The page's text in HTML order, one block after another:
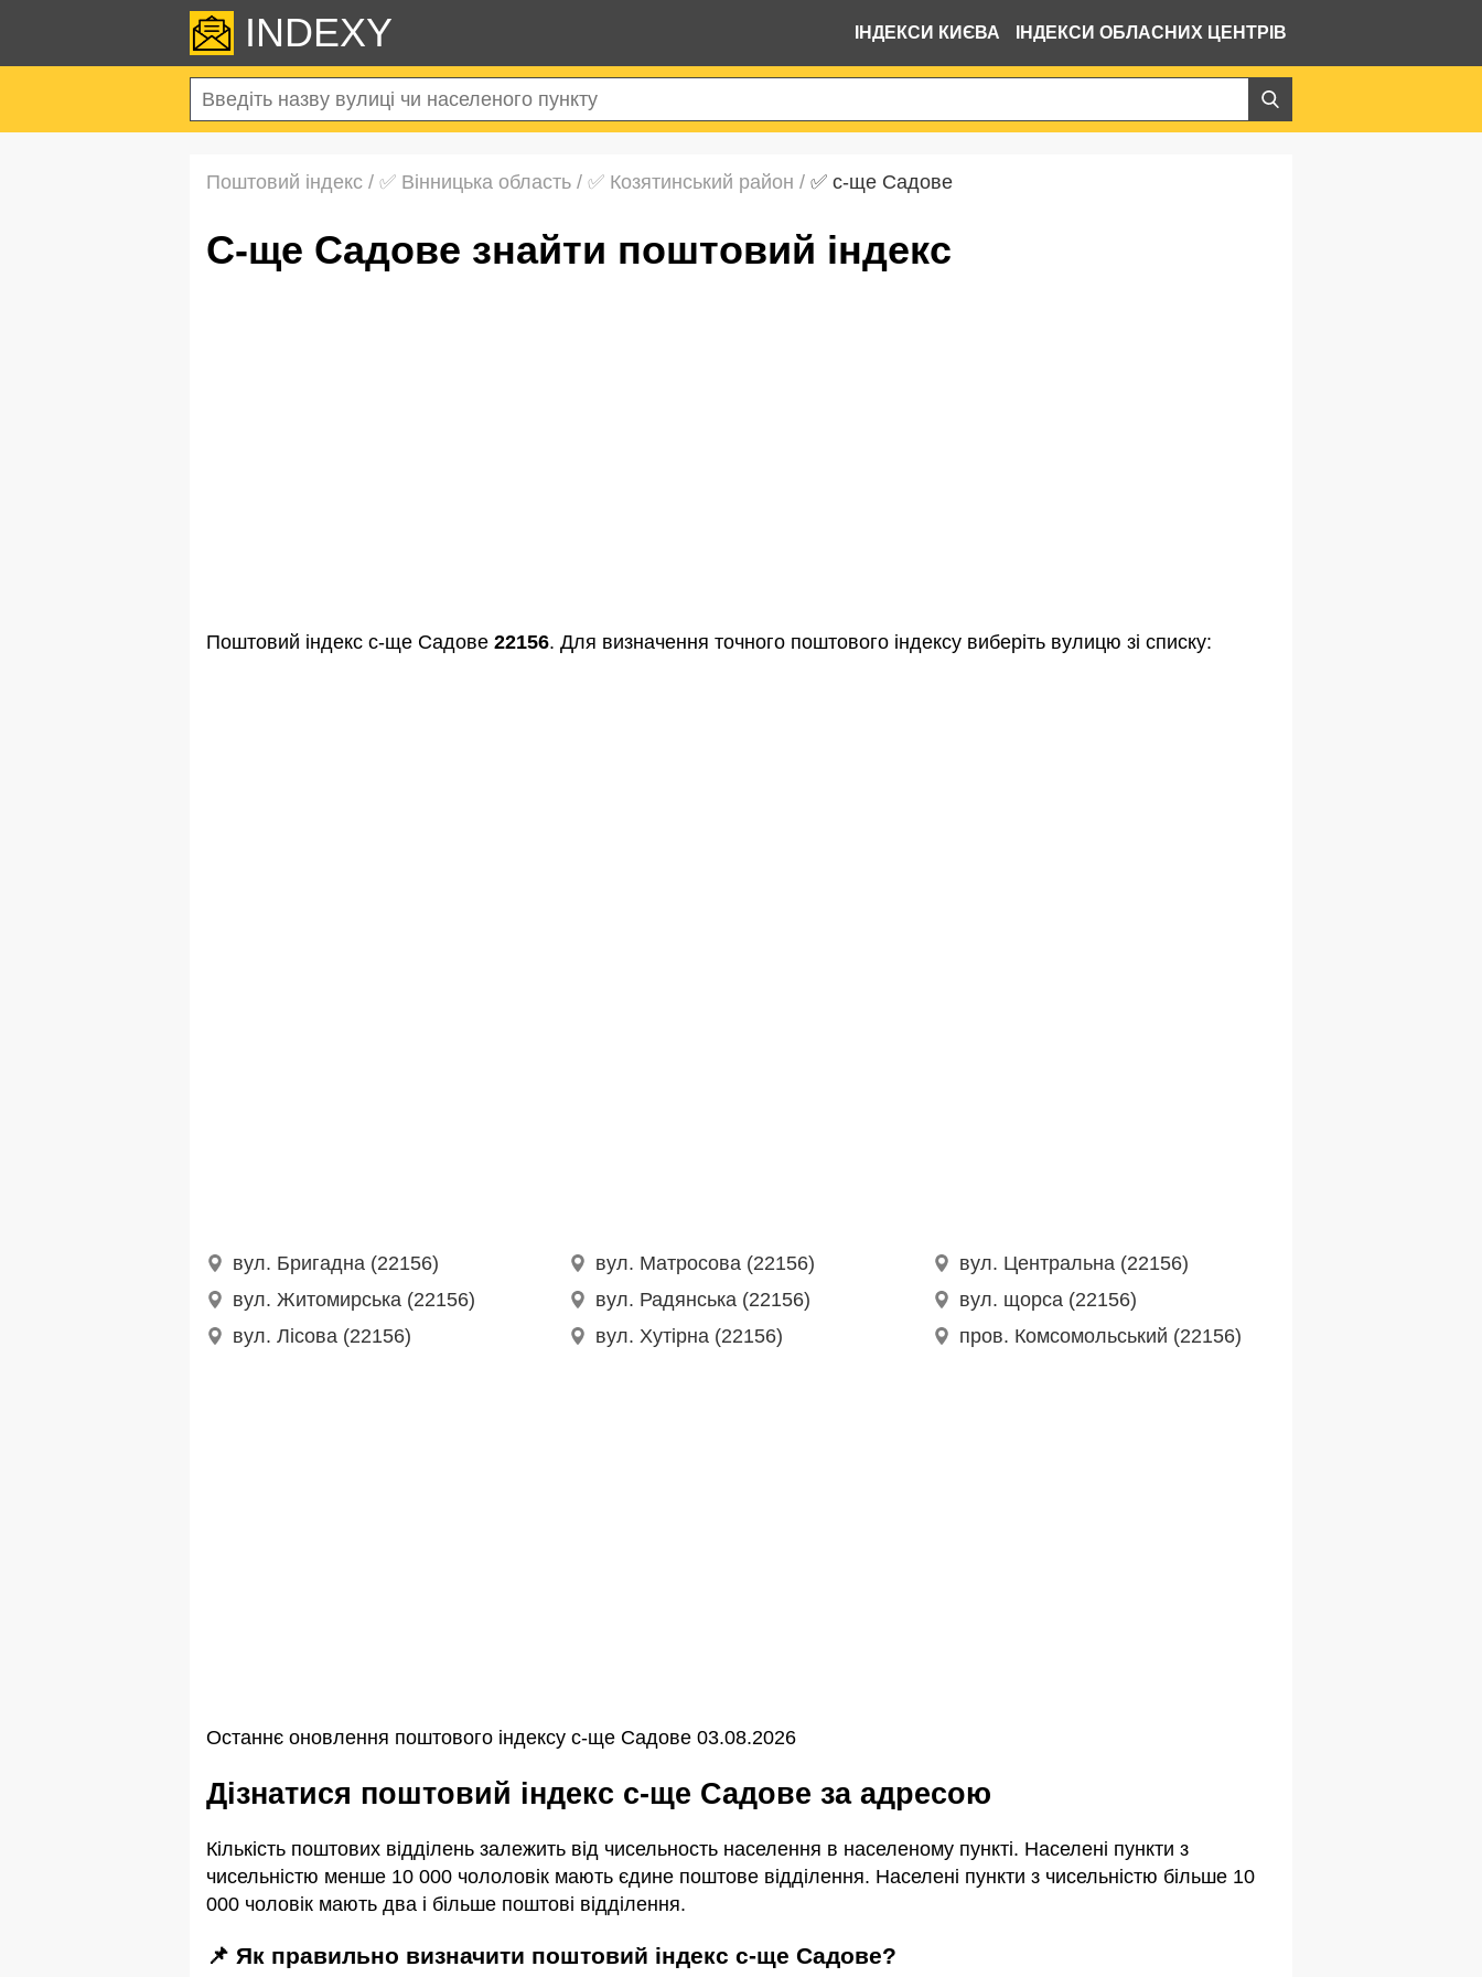
INDEXY ІНДЕКСИ КИЄВА ІНДЕКСИ ОБЛАСНИХ ЦЕНТРІВ
Поштовий індекс / ✅ Вінницька область / ✅ Козятинський район / ✅ с-ще Садове
с-ще Садове знайти поштовий індекс
Поштовий індекс с-ще Садове 22156. Для визначення точного поштового індексу виберіть вулицю зі списку:
вул. Бригадна (22156)
вул. Житомирська (22156)
вул. Лісова (22156)
вул. Матросова (22156)
вул. Радянська (22156)
вул. Хутірна (22156)
вул. Центральна (22156)
вул. щорса (22156)
пров. Комсомольський (22156)
Останнє оновлення поштового індексу с-ще Садове 03.08.2026
Дізнатися поштовий індекс с-ще Садове за адресою
Кількість поштових відділень залежить від чисельность населення в населеному пункті. Населені пункти з
чисельністю менше 10 000 чололовік мають єдине поштове відділення. Населені пункти з чисельністю більше 10
000 чоловік мають два і більше поштові відділення.
📌 Як правильно визначити поштовий індекс с-ще Садове?